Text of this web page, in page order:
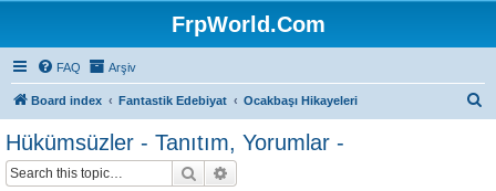
FrpWorld.Com
FAQ Arşiv
Board index Fantastik Edebiyat Ocakbaşı Hikayeleri
Hükümsüzler - Tanıtım, Yorumlar -
Search